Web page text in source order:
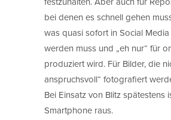
bei denen es schnell gehen
was quasi sofort in Social
werden muss und „eh nur“ für
produziert wird. Für Bilder, die
anspruchsvoll“ fotografiert
Bei Einsatz von Blitz spätestens
Smartphone raus.